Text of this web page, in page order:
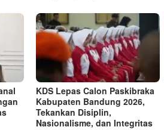
KDS Lepas Calon Paskibraka
Kabupaten Bandung 2026,
Tekankan Disiplin,
Nasionalisme, dan Integritas